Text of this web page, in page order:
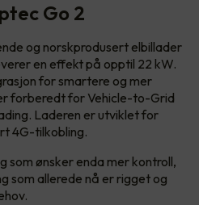
Go 2
og norskprodusert elbillader
en effekt på opptil 22 kW.
for smartere og mer
forberedt for Vehicle-to-Grid
Laderen er utviklet for
4G-tilkobling.
som ønsker enda mer kontroll,
som allerede nå er rigget og